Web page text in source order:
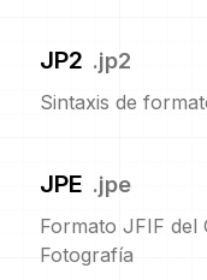
JP2 .jp2
Sintaxis de
JPE .jpe
Formato JFIF del
Fotografía